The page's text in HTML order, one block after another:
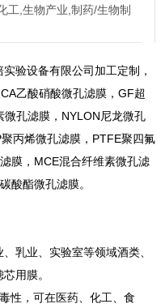
工,生物产业,制药/生物制
实验设备有限公司加工定制，
乙酸硝酸微孔滤膜，GF超
孔滤膜，NYLON尼龙微孔
丙烯微孔滤膜，PTFE聚四氟
膜，MCE混合纤维素微孔滤
酸酯微孔滤膜。
乳业、实验室等领域酒类、
用膜。
性，可在医药、化工、食